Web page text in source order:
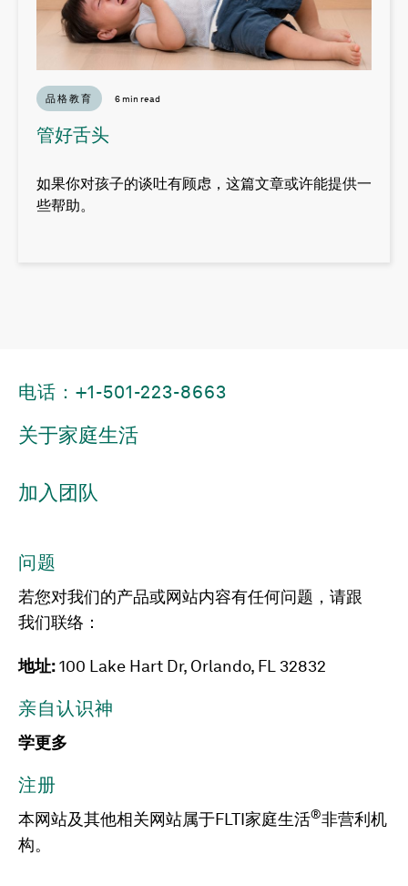
品格教育 6 min read
管好舌头
如果你对孩子的谈吐有顾虑，这篇文章或许能提供一
些帮助。
电话：+1-501-223-8663
关于家庭生活
加入团队
问题
若您对我们的产品或网站内容有任何问题，请跟
我们联络：
地址:100 Lake Hart Dr, Orlando, FL 32832
亲自认识神
学更多
注册
本网站及其他相关网站属于FLTI家庭生活®非营利机
构。